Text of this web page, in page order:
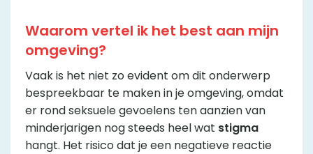
Waarom vertel ik het best aan mijn
omgeving?
Vaak is het niet zo evident om dit onderwerp
bespreekbaar te maken in je omgeving, omdat
er rond seksuele gevoelens ten aanzien van
minderjarigen nog steeds heel wat stigma
hangt. Het risico dat je een negatieve reactie